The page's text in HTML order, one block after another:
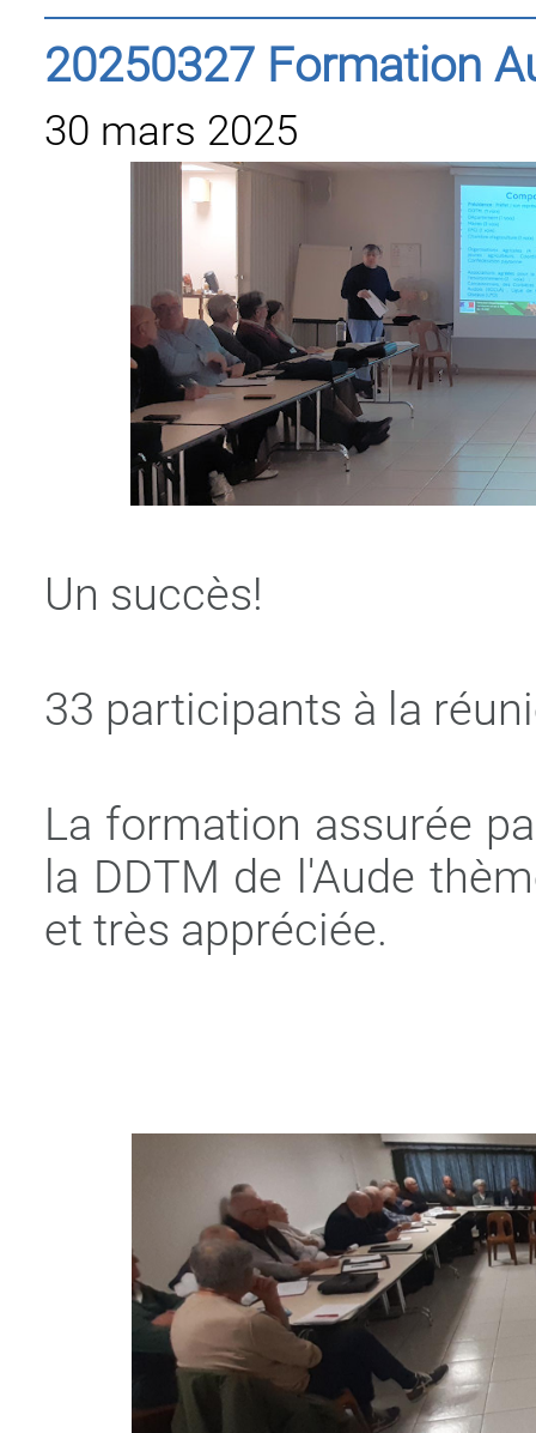
20250327 Formation
30 mars 2025
Un succès!
33 participants à la
La formation assurée
la DDTM de l'Aude
et très appréciée.